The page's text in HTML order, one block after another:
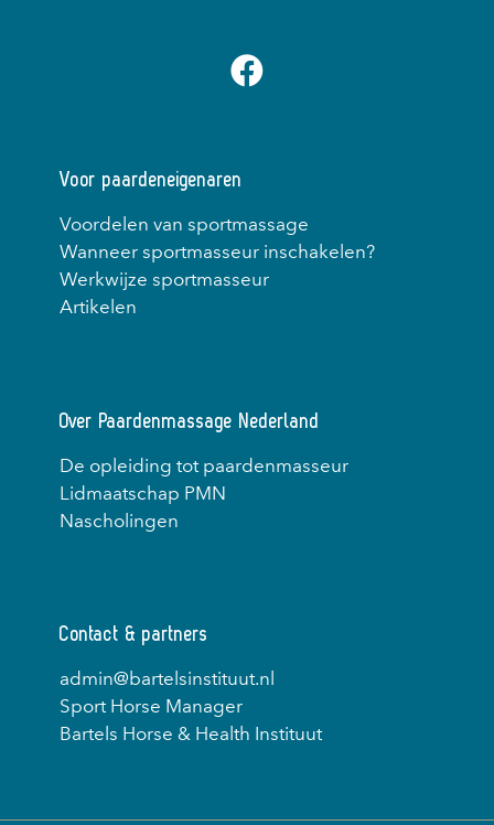
Voor paardeneigenaren
Voordelen van sportmassage
Wanneer sportmasseur inschakelen?
Werkwijze sportmasseur
Artikelen
Over Paardenmassage Nederland
De opleiding tot paardenmasseur
Lidmaatschap PMN
Nascholingen
Contact & partners
admin@bartelsinstituut.nl
Sport Horse Manager
Bartels Horse & Health Instituut